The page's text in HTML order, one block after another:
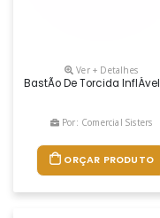
Ver + Detalhes
BastÃo De Torcida InflÁvel
Por: Comercial Sisters
ORÇAR PRODUTO